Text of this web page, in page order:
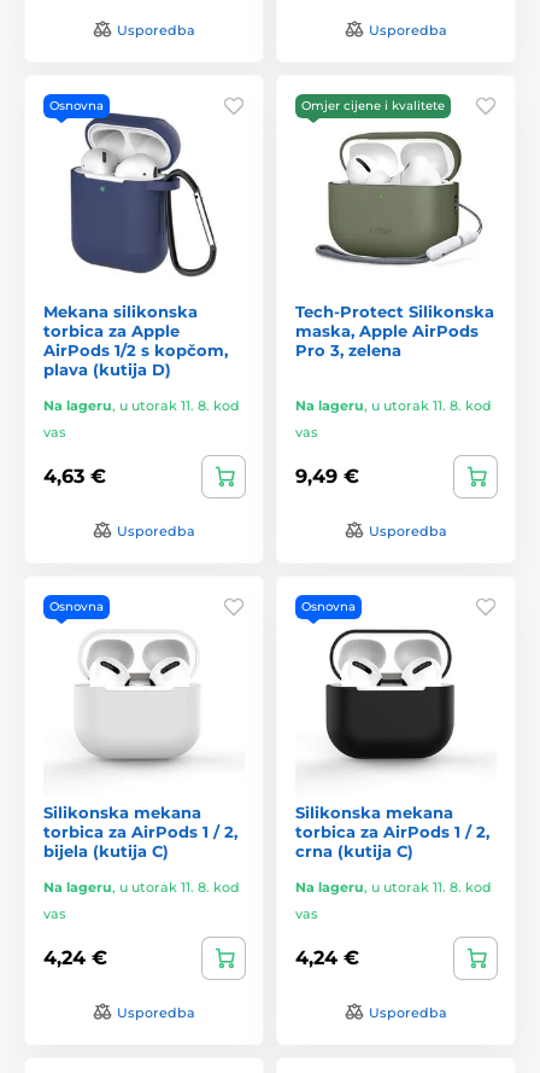
Usporedba Usporedba
Osnovna
Mekana silikonska
torbica za Apple
AirPods 1/2 s kopčom,
plava (kutija D)
Na lageru, u utorak 11. 8. kod
vas
4,63 €
Usporedba
Omjer cijene i kvalitete
Tech-Protect Silikonska
maska, Apple AirPods
Pro 3, zelena
Na lageru, u utorak 11. 8. kod
vas
9,49 €
Usporedba
Osnovna
Silikonska mekana
torbica za AirPods 1 / 2,
bijela (kutija C)
Na lageru, u utorak 11. 8. kod
vas
4,24 €
Usporedba
Osnovna
Silikonska mekana
torbica za AirPods 1 / 2,
crna (kutija C)
Na lageru, u utorak 11. 8. kod
vas
4,24 €
Usporedba